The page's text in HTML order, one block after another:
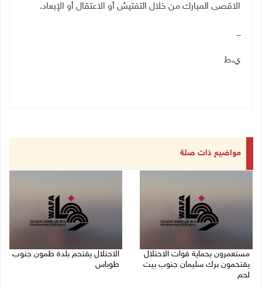
الاقصى المبارك من خلال التفتيش أو الاعتقال أو الإبعاد.
ـــ
ي.ط
مواضيع ذات صلة
مستعمرون بحماية قوات الاحتلال
يقتحمون برك سليمان جنوب بيت
لحم
الاحتلال يقتحم بلدة طمون جنوب
طوباس